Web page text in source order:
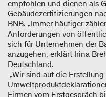
empfohlen und dienen als
Gebäudezertifizierungen
BNB. „Immer häufiger
Anforderungen von
sich für Unternehmen der
anzugehen, erklärt Irina
Deutschland.
„Wir sind auf die
Firmen vom Erstgespräch